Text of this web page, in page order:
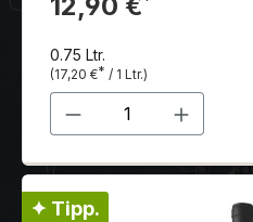
12,90 €
0.75 Ltr.
(17,20 €* / 1 Ltr.)
Produkt
✦ Tipp.